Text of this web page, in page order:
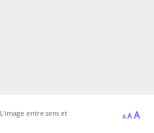
L’image entre sens et
A
Decrease
font
A Reset
A